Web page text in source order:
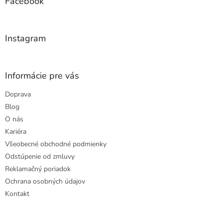
Instagram
Informácie pre vás
Doprava
Blog
O nás
Kariéra
Všeobecné obchodné podmienky
Odstúpenie od zmluvy
Reklamačný poriadok
Ochrana osobných údajov
Kontakt